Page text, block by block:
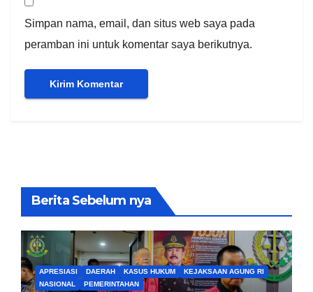
Simpan nama, email, dan situs web saya pada
peramban ini untuk komentar saya berikutnya.
Berita Sebelum nya
APRESIASI DAERAH KASUS HUKUM
KEJAKSAAN AGUNG RI
NASIONAL
PEMERINTAHAN